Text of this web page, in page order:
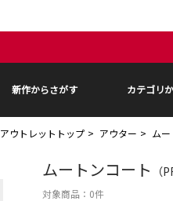
新作からさがす カテゴリ
アウトレットトップ アウター ム
ムートンコート （
対象商品： 0件